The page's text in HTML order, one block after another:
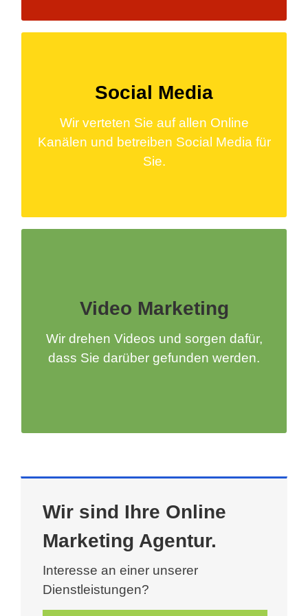
Social Media
Wir verteten Sie auf allen Online
Kanälen und betreiben Social Media für
Sie.
MARKETING
Social Media Plattformen Profile und
veröffentlich dort regelmäßig News und
Informationen für Sie, damit Sie auch
Video Marketing
Wir drehen Videos und sorgen dafür,
dass Sie darüber gefunden werden.
Google ist Youtube, Youtube ist Google
zum Online Marketing Mix dazu. Wir
produzieren für Sie Videos aller Art und
Wir sind Ihre Online
Marketing Agentur.
Interesse an einer unserer
Dienstleistungen?